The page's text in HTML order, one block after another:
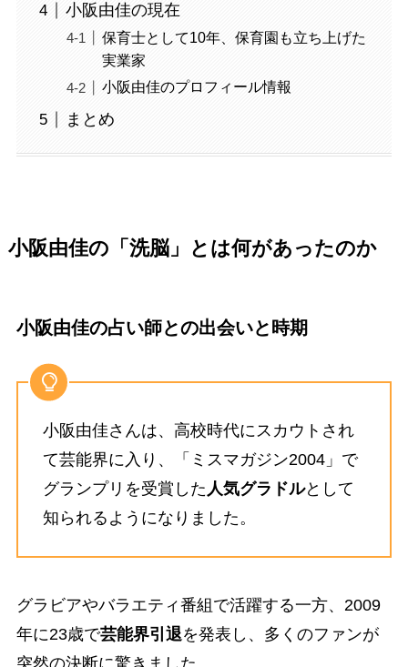
小阪由佳の現在
保育士として10年、保育園も立ち上げた
実業家
小阪由佳のプロフィール情報
まとめ
小阪由佳の「洗脳」とは何があったのか
小阪由佳の占い師との出会いと時期
小阪由佳さんは、高校時代にスカウトされ
て芸能界に入り、「ミスマガジン2004」で
グランプリを受賞した 人気グラドルとして
知られるようになりました。
グラビアやバラエティ番組で活躍する一方、2009
年に23歳で芸能界引退を発表し、多くのファンが